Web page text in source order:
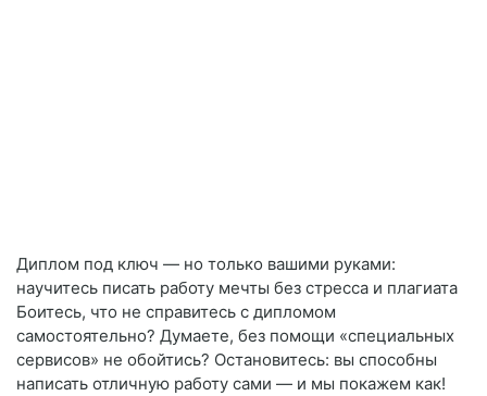
Диплом под ключ — но только вашими руками:
научитесь писать работу мечты без стресса и плагиата
Боитесь, что не справитесь с дипломом
самостоятельно? Думаете, без помощи «специальных
сервисов» не обойтись? Остановитесь: вы способны
написать отличную работу сами — и мы покажем как!